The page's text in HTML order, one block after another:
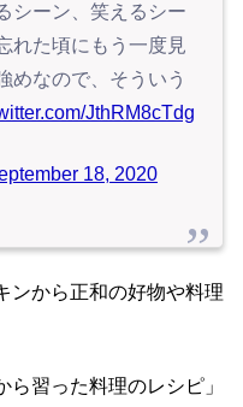
シーン、笑えるシー
れた頃にもう一度見
めなので、そういう
JthRM8cTdg
18, 2020
ンから正和の好物や料理
習った料理のレシピ」